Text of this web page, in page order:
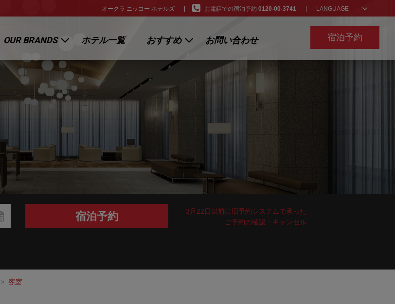
LANGUAGE
お電話での宿泊予約 0120-00-3741
オークラ ニッコー ホテルズ
宿泊予約
OUR BRANDS
ニッコー・ホテルズ・インターナ
ショナル
ホテルJALシティ
ホテル一覧 おすすめ
トピックス
お問い合わせ
3月22日以前に旧予約システムで承った
ご予約の確認・キャンセル
> 客室